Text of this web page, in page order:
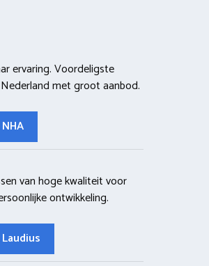
ervaring. Voordeligste
met groot aanbod.
van hoge kwaliteit voor
ontwikkeling.